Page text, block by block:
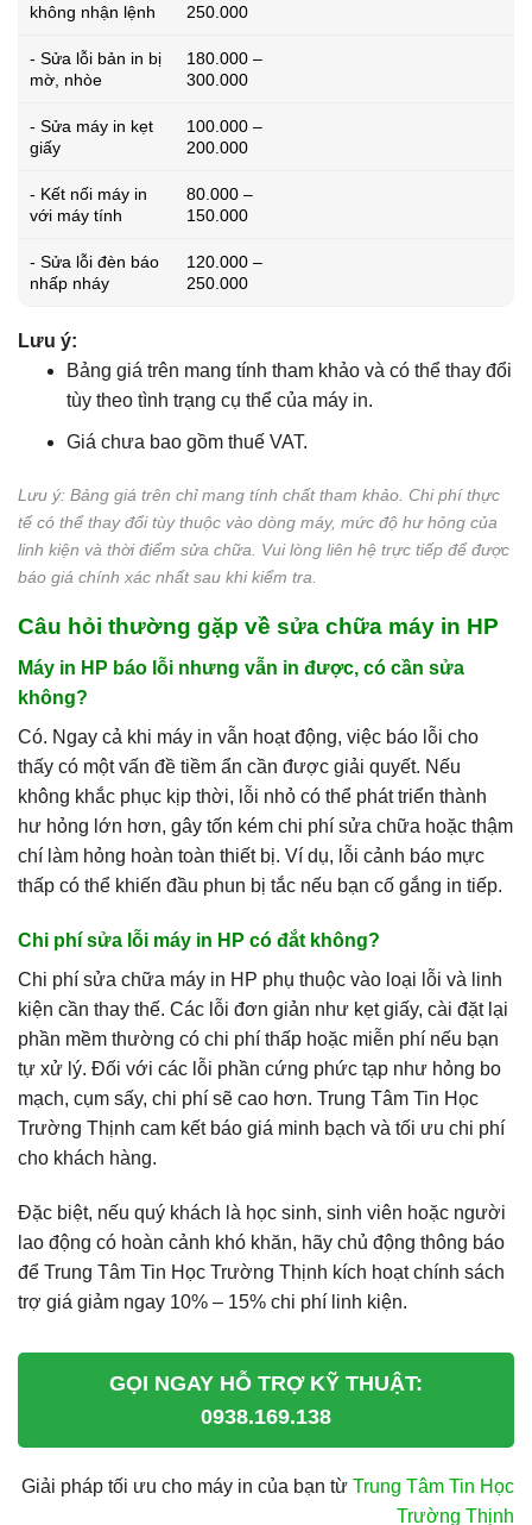
không nhận lệnh
250.000
- Sửa lỗi bản in bị
mờ, nhòe
180.000 –
300.000
- Sửa máy in kẹt
giấy
100.000 –
200.000
- Kết nối máy in
với máy tính
80.000 –
150.000
- Sửa lỗi đèn báo
nhấp nháy
120.000 –
250.000
Lưu ý:
Bảng giá trên mang tính tham khảo và có thể thay đổi
tùy theo tình trạng cụ thể của máy in.
Giá chưa bao gồm thuế VAT.
Lưu ý: Bảng giá trên chỉ mang tính chất tham khảo. Chi phí thực
tế có thể thay đổi tùy thuộc vào dòng máy, mức độ hư hỏng của
linh kiện và thời điểm sửa chữa. Vui lòng liên hệ trực tiếp để được
báo giá chính xác nhất sau khi kiểm tra.
Câu hỏi thường gặp về sửa chữa máy in HP
Máy in HP báo lỗi nhưng vẫn in được, có cần sửa
không?
Có. Ngay cả khi máy in vẫn hoạt động, việc báo lỗi cho
thấy có một vấn đề tiềm ẩn cần được giải quyết. Nếu
không khắc phục kịp thời, lỗi nhỏ có thể phát triển thành
hư hỏng lớn hơn, gây tốn kém chi phí sửa chữa hoặc thậm
chí làm hỏng hoàn toàn thiết bị. Ví dụ, lỗi cảnh báo mực
thấp có thể khiến đầu phun bị tắc nếu bạn cố gắng in tiếp.
Chi phí sửa lỗi máy in HP có đắt không?
Chi phí sửa chữa máy in HP phụ thuộc vào loại lỗi và linh
kiện cần thay thế. Các lỗi đơn giản như kẹt giấy, cài đặt lại
phần mềm thường có chi phí thấp hoặc miễn phí nếu bạn
tự xử lý. Đối với các lỗi phần cứng phức tạp như hỏng bo
mạch, cụm sấy, chi phí sẽ cao hơn. Trung Tâm Tin Học
Trường Thịnh cam kết báo giá minh bạch và tối ưu chi phí
cho khách hàng.
Đặc biệt, nếu quý khách là học sinh, sinh viên hoặc người
lao động có hoàn cảnh khó khăn, hãy chủ động thông báo
để Trung Tâm Tin Học Trường Thịnh kích hoạt chính sách
trợ giá giảm ngay 10% – 15% chi phí linh kiện.
GỌI NGAY HỖ TRỢ KỸ THUẬT:
0938.169.138
Giải pháp tối ưu cho máy in của bạn từ Trung Tâm Tin Học
Trường Thịnh